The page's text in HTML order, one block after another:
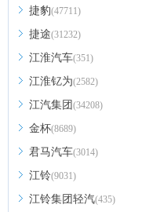
捷豹(47711)
捷途(31232)
江淮汽车(351)
江淮钇为(2582)
江汽集团 (34208)
金杯(8689)
君马汽车(3014)
江铃(9031)
江铃集团轻汽(435)